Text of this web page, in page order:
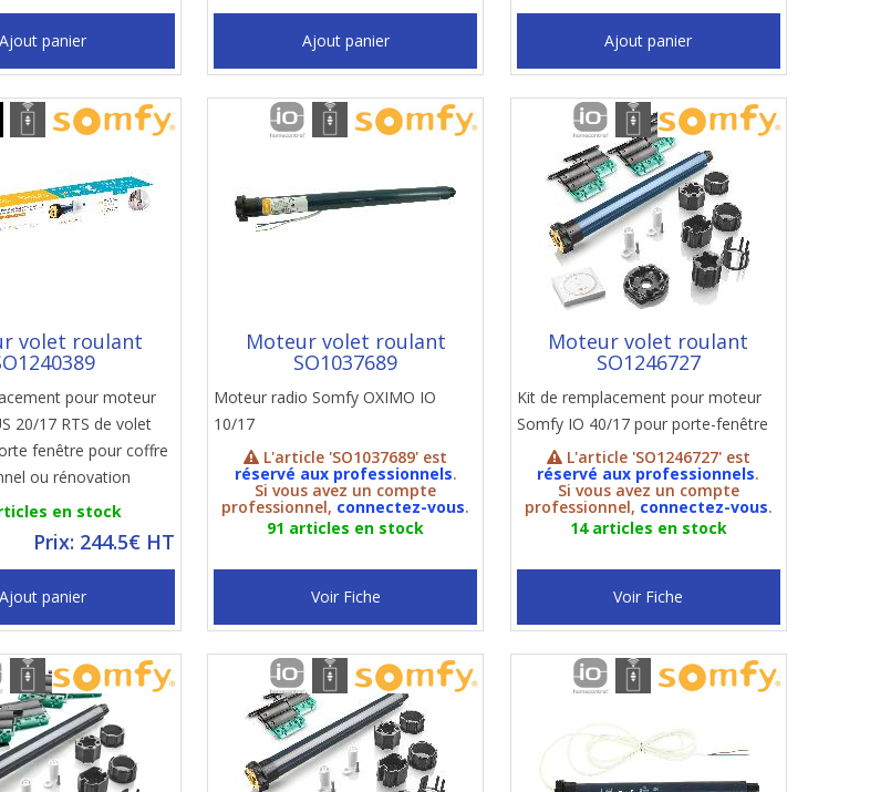
Ajout panier Ajout panier Ajout panier
volet roulant
pour moteur
20/17 RTS de volet
fenêtre pour coffre
ou rénovation
en stock
Prix: 244.5€ HT
Ajout panier
Moteur volet roulant
SO1037689
Moteur radio Somfy OXIMO IO
10/17
L'article 'SO1037689' est
réservé aux professionnels.
Si vous avez un compte
professionnel, connectez-vous.
91 articles en stock
Voir Fiche
Moteur volet roulant
SO1246727
Kit de remplacement pour moteur
Somfy IO 40/17 pour porte-fenêtre
L'article 'SO1246727' est
réservé aux professionnels.
Si vous avez un compte
professionnel, connectez-vous.
14 articles en stock
Voir Fiche